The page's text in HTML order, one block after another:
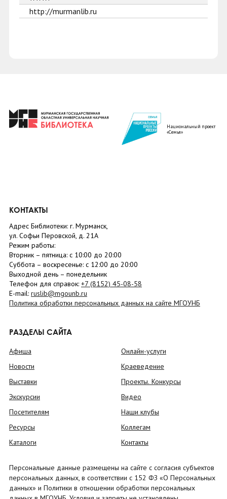
http://murmanlib.ru
Национальный проект
«Семья»
КОНТАКТЫ
Адрес Библиотеки: г. Мурманск,
ул. Софьи Перовской, д. 21А
Режим работы:
Вторник – пятница: с 10:00 до 20:00
Суббота – воскресенье: c 12:00 до 20:00
Выходной день – понедельник
Телефон для справок: +7 (8152) 45-08-58
E-mail: ruslib@mgounb.ru
Политика обработки персональных данных на сайте МГОУНБ
РАЗДЕЛЫ САЙТА
Афиша
Новости
Выставки
Экскурсии
Посетителям
Ресурсы
Каталоги
Онлайн-услуги
Краеведение
Проекты. Конкурсы
Видео
Наши клубы
Коллегам
Контакты
Персональные данные размещены на сайте с согласия субъектов
персональных данных, в соответствии с 152 ФЗ «О Персональных
данных» и Политики в отношении обработки персональных